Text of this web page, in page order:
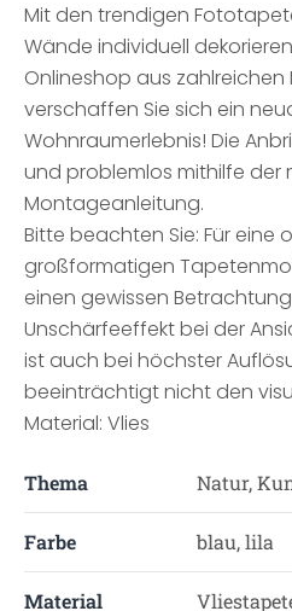
Mit den trendigen
Wände individuell
Onlineshop aus
verschaffen Sie sich ein
Wohnraumerlebnis! Die
und problemlos mithilfe der
Montageanleitung.
Bitte beachten Sie: Für eine
großformatigen
einen gewissen
Unschärfeeffekt bei der
ist auch bei höchster
beeinträchtigt nicht den
Material: Vlies
Thema Natur,
Farbe blau, lila
Material